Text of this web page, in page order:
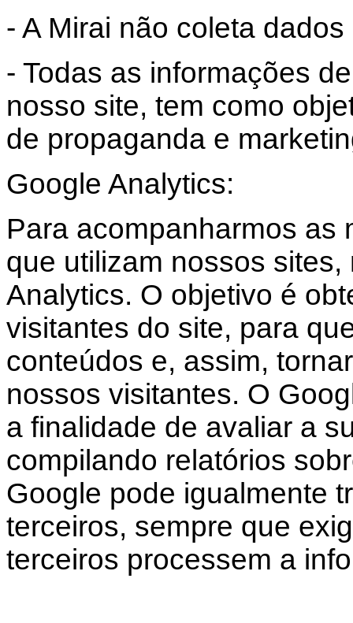
- A Mirai não coleta
- Todas as informações
nosso site, tem como
de propaganda e
Google Analytics:
Para acompanharmos as
que utilizam nossos
Analytics. O objetivo é
visitantes do site, para
conteúdos e, assim,
nossos visitantes. O
a finalidade de avaliar a
compilando relatórios
Google pode igualmente
terceiros, sempre que
terceiros processem a